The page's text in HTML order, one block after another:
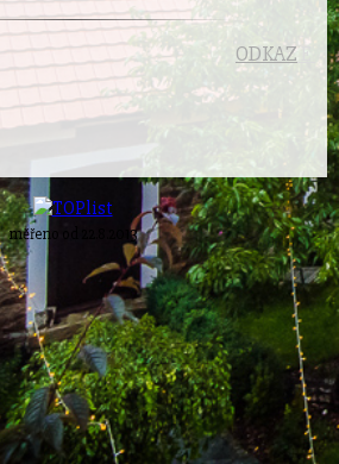
ODKAZ
měřeno od 22.8.2013